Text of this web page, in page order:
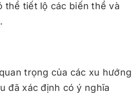
thể tiết lộ các biến thể và
trọng của các xu hướng
đã xác định có ý nghĩa